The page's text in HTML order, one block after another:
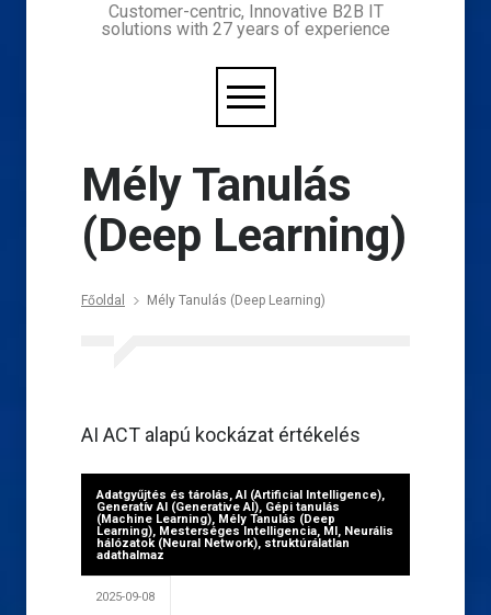
Customer-centric, Innovative B2B IT
solutions with 27 years of experience
Mély Tanulás
(Deep Learning)
Főoldal Mély Tanulás (Deep Learning)
AI ACT alapú kockázat értékelés
Adatgyűjtés és tárolás,AI (Artificial Intelligence),
Generatív AI (Generative AI), Gépi tanulás
(Machine Learning), Mély Tanulás (Deep
Learning), Mesterséges Intelligencia, MI, Neurális
hálózatok (Neural Network), struktúrálatlan
adathalmaz
2025-09-08